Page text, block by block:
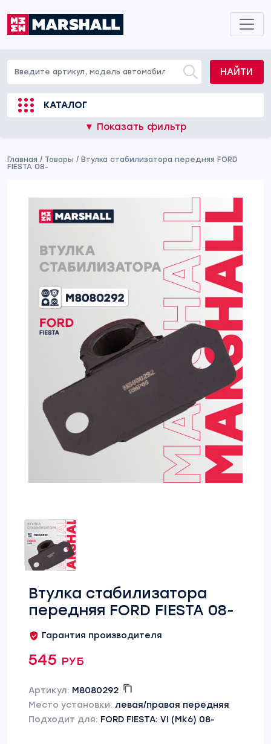
НАЙТИ
КАТАЛОГ
▼ Показать фильтр
Главная / Товары / Втулка стабилизатора передняя FORD
FIESTA 08-
Втулка стабилизатора
передняя FORD FIESTA 08-
Гарантия производителя
545 руб
Артикул: M8080292
Место установки: левая/правая передняя
Подходит для: FORD FIESTA: VI (Mk6) 08-